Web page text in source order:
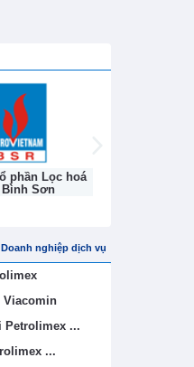
phần Lọc hoá
Bình Sơn
Doanh nghiệp dịch vụ
Viacomin
Petrolimex ...
...